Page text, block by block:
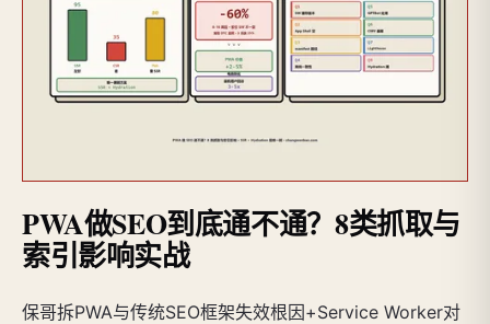
PWA做SEO到底通不通？8类抓取与
索引影响实战
保哥拆PWA与传统SEO框架失效根因+Service Worker对